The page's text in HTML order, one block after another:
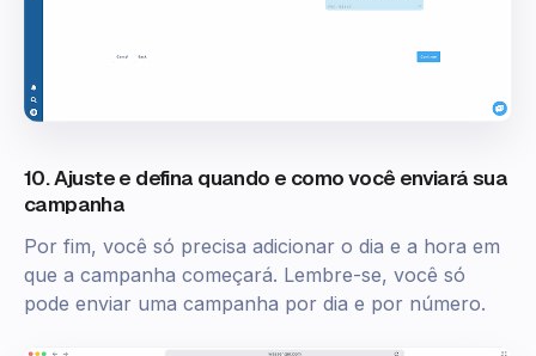
10. Ajuste e defina quando e como você enviará sua
campanha
Por fim, você só precisa adicionar o dia e a hora em
que a campanha começará. Lembre-se, você só
pode enviar uma campanha por dia e por número.